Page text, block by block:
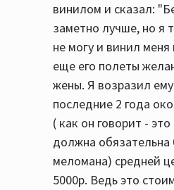
винилом и сказал:
заметно лучше, но я
не могу и винил
еще его полеты
жены. Я возразил
последние 2 года
( как он говорит -
должна обязательна
меломана) средней
5000р. Ведь это